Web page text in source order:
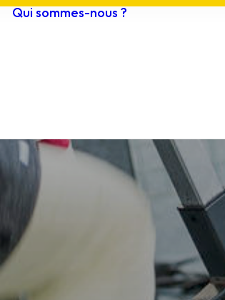
Qui sommes-nous ?